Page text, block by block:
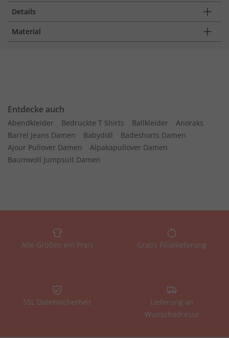
Details
Material
Entdecke auch
Abendkleider Bedruckte T Shirts Ballkleider
Anoraks
Barrel Jeans Damen
Babydoll
Badeshorts Damen
Ajour Pullover Damen
Alpakapullover Damen
Baumwoll Jumpsuit Damen
Alle Größen ein Preis Gratis Filiallieferung
SSL Datensicherheit
Lieferung an
Wunschadresse